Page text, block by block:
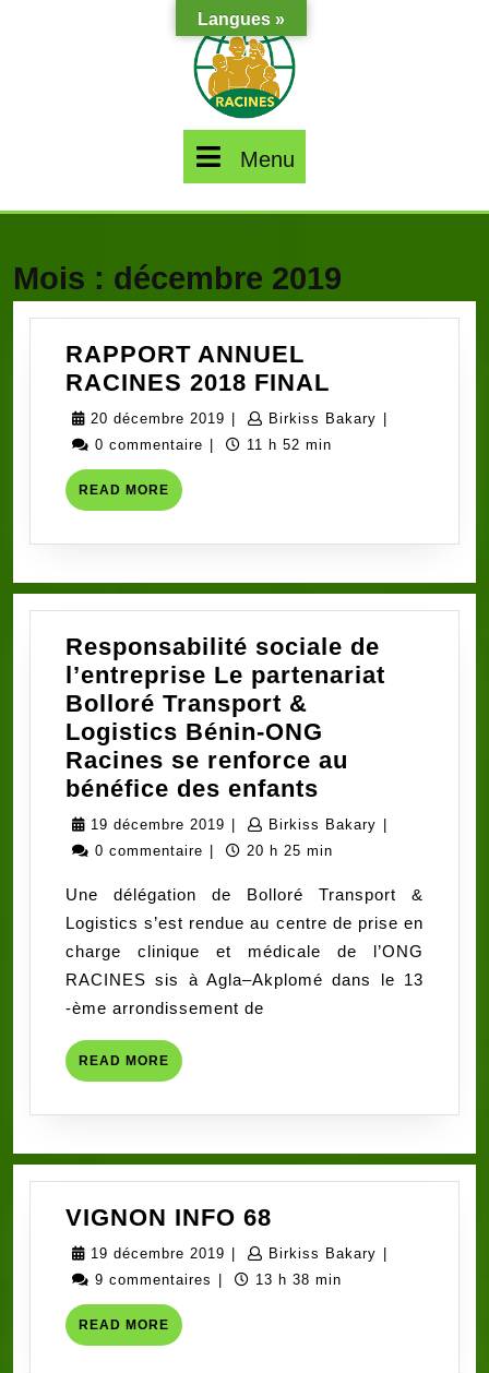
Menu
Mois : décembre 2019
RAPPORT ANNUEL
RACINES 2018 FINAL
ANNUEL
RACINES
20 décembre 2019 20
décembre
Birkiss Bakary Birkiss
0 commentaire
11 h 52 min
READ MORE READ
MORE
Responsabilité sociale de
l’entreprise Le partenariat
Bolloré Transport &
Logistics Bénin-ONG
Racines se renforce au
bénéfice des enfants
sociale
de
Le
partenariat
Bolloré
Transport
se
renforce
bénéfice
des
19 décembre 2019 19
décembre
Birkiss Bakary Birkiss
0 commentaire
20 h 25 min
Une délégation de Bolloré Transport &
Logistics s’est rendue au centre de prise en
charge clinique et médicale de l’ONG
RACINES sis à Agla–Akplomé dans le 13
-ème arrondissement de
READ MORE READ
MORE
VIGNON INFO 68
INFO
68
19 décembre 2019 19
décembre
| Birkiss Bakary Birkiss
|
9 commentaires | 13 h 38 min
READ MORE READ
MORE
Langues »